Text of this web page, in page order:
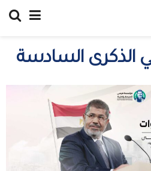
الذكرى السادسة